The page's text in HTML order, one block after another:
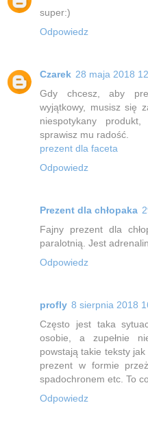
super:)
Odpowiedz
Czarek 28 maja 2018
Gdy chcesz, aby
wyjątkowy, musisz się
niespotykany
sprawisz mu radość.
prezent dla faceta
Odpowiedz
Prezent dla chłopaka
Fajny prezent dla
paralotnią. Jest
Odpowiedz
profly 8 sierpnia 2018
Często jest taka
osobie, a zupełnie
powstają takie teksty
prezent w formie
spadochronem etc. To
Odpowiedz